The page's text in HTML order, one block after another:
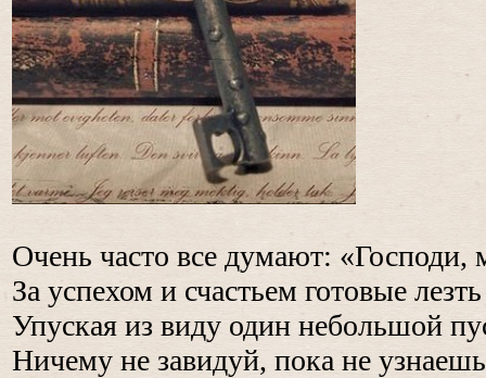
Очень часто все думают: «Господи,
За успехом и счастьем готовые
Упуская из виду один небольшой
Ничему не завидуй, пока не